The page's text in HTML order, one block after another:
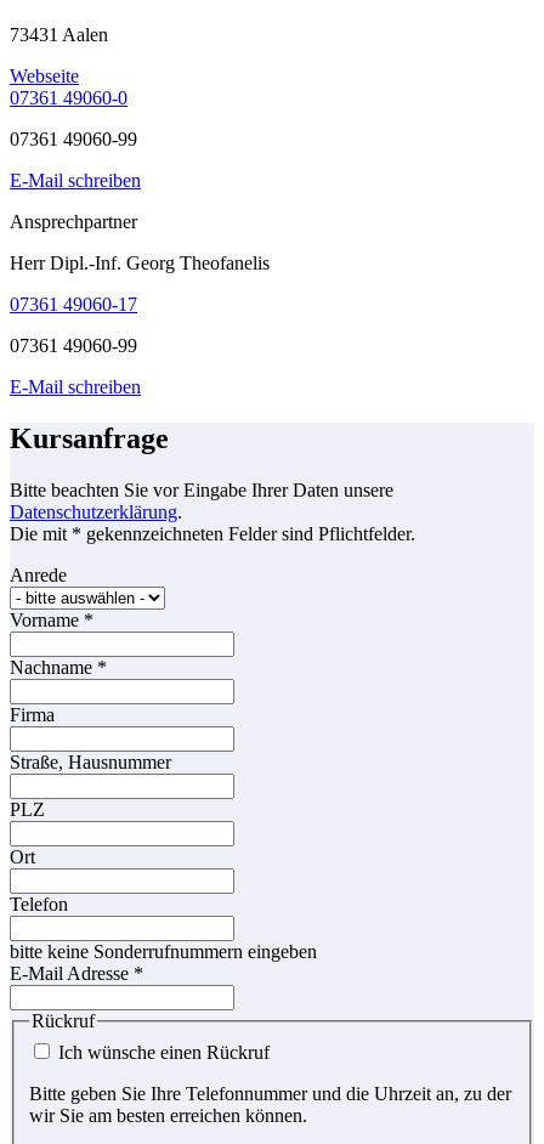
73431 Aalen
Webseite
07361 49060-0
07361 49060-99
E-Mail schreiben
Ansprechpartner
Herr Dipl.-Inf. Georg Theofanelis
07361 49060-17
07361 49060-99
E-Mail schreiben
Kursanfrage
Bitte beachten Sie vor Eingabe Ihrer Daten unsere
Datenschutzerklärung.
Die mit * gekennzeichneten Felder sind Pflichtfelder.
Anrede
Vorname *
Nachname *
Firma
Straße, Hausnummer
PLZ
Ort
Telefon
bitte keine Sonderrufnummern eingeben
E-Mail Adresse *
Rückruf
Ich wünsche einen Rückruf
Bitte geben Sie Ihre Telefonnummer und die Uhrzeit an, zu der
wir Sie am besten erreichen können.